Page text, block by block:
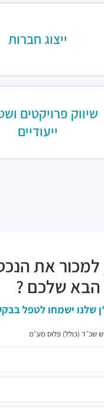
ייצוג חברות
שיווק פרויקטים
ייעודיים
למכור את
שלכם ?
שלנו ישמחו לטפל
שכ״ד (כולל) פלוס מע״מ